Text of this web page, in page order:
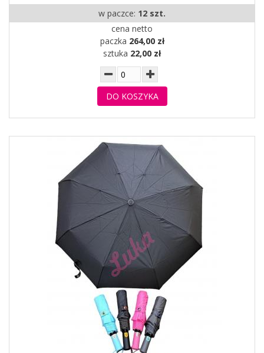
w paczce: 12 szt.
cena netto
paczka 264,00 zł
sztuka 22,00 zł
DO KOSZYKA